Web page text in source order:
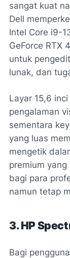
sangat kuat
Dell
Intel Core i9-
GeForce RTX
untuk
lunak, dan
Layar 15,6
pengalaman
sementara
yang luas
mengetik
premium
bagi para
namun tetap
3. HP
Bagi